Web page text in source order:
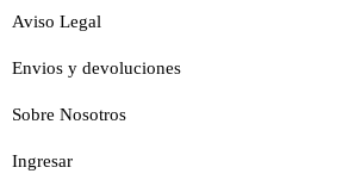
Aviso Legal
Envios y devoluciones
Sobre Nosotros
Ingresar